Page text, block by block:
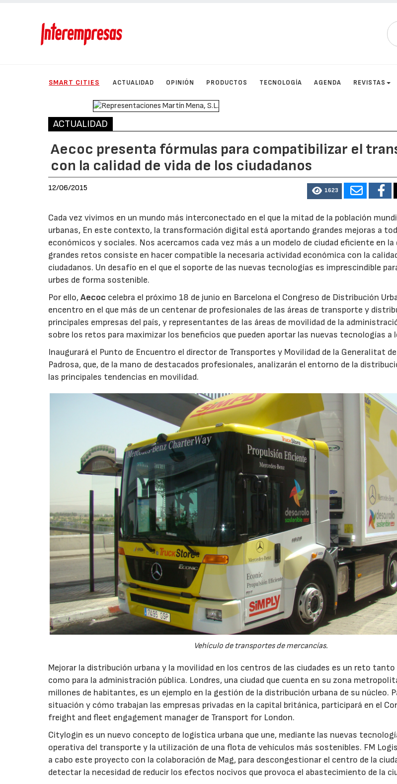
SMART CITIES ACTUALIDAD OPINIÓN PRODUCTOS TECNOLOGÍA AGENDA REVISTAS
ACTUALIDAD
Aecoc presenta fórmulas para compatibilizar el
con la calidad de vida de los ciudadanos
12/06/2015 1623
Cada vez vivimos en un mundo más interconectado en el que la mitad de la población
urbanas, En este contexto, la transformación digital está aportando grandes mejoras a
económicos y sociales. Nos acercamos cada vez más a un modelo de ciudad eficiente en la
grandes retos consiste en hacer compatible la necesaria actividad económica con la
ciudadanos. Un desafío en el que el soporte de las nuevas tecnologías es imprescindible
urbes de forma sostenible.
Por ello,Aecoc celebra el próximo 18 de junio en Barcelona el Congreso de Distribución
encentro en el que más de un centenar de profesionales de las áreas de transporte y
principales empresas del país, y representantes de las áreas de movilidad de la
sobre los retos para maximizar los beneficios que pueden aportar las nuevas tecnologías a
Inaugurará el Punto de Encuentro el director de Transportes y Movilidad de la Generalitat
Padrosa, que, de la mano de destacados profesionales, analizarán el entorno de la
las principales tendencias en movilidad.
Vehículo de transportes de mercancías.
Mejorar la distribución urbana y la movilidad en los centros de las ciudades es un reto tanto
como para la administración pública. Londres, una ciudad que cuenta en su zona
millones de habitantes, es un ejemplo en la gestión de la distribución urbana de su núcleo.
situación y cómo trabajan las empresas privadas en la capital británica, participará en el
freight and fleet engagement manager de Transport for London.
Citylogin es un nuevo concepto de logística urbana que une, mediante las nuevas
operativa del transporte y la utilización de una flota de vehículos más sostenibles. FM
a cabo este proyecto con la colaboración de Mag, para descongestionar el centro de la
detectar la necesidad de reducir los efectos nocivos que provoca el abastecimiento de la